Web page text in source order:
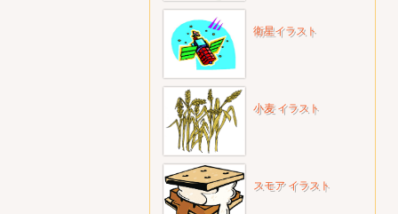
衛星イラスト
小麦 イラスト
スモア イラスト